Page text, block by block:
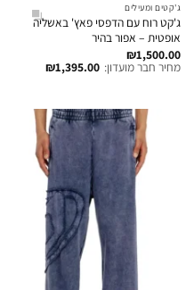
ג'קטים ומעילים
ג'קט רוח עם הדפסי פאץ' באשליה
אופטית – אפור בהיר
₪1,500.00
מחיר חבר מועדון: ₪1,395.00